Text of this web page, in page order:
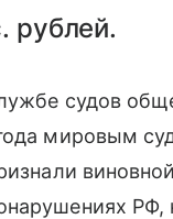
рублей.
судов
мировым
РФ,